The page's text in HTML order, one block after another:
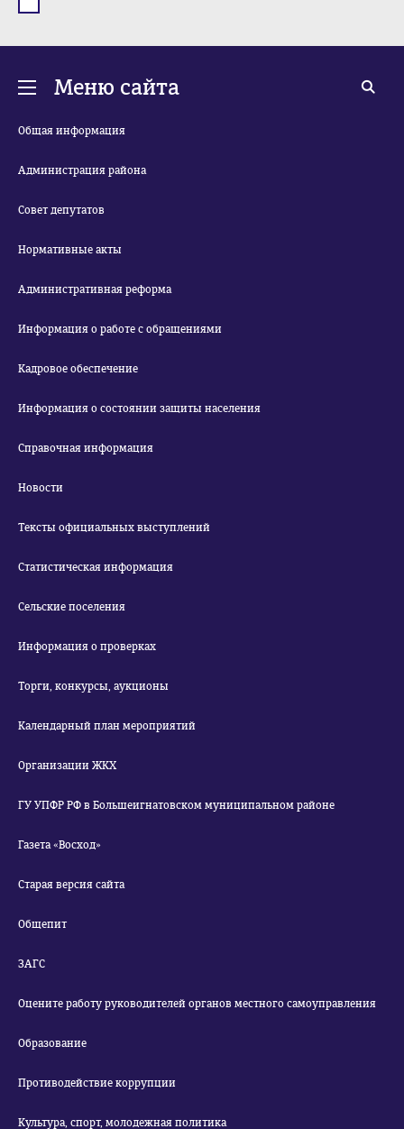
Меню сайта
Общая информация
Администрация района
Совет депутатов
Нормативные акты
Административная реформа
Информация о работе с обращениями
Кадровое обеспечение
Информация о состоянии защиты населения
Справочная информация
Новости
Тексты официальных выступлений
Статистическая информация
Сельские поселения
Информация о проверках
Торги, конкурсы, аукционы
Календарный план мероприятий
Организации ЖКХ
ГУ УПФР РФ в Большеигнатовском муниципальном районе
Газета «Восход»
Старая версия сайта
Общепит
ЗАГС
Оцените работу руководителей органов местного самоуправления
Образование
Противодействие коррупции
Культура, спорт, молодежная политика